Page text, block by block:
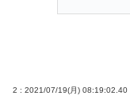
2 : 2021/07/19(月) 08:19:02.40